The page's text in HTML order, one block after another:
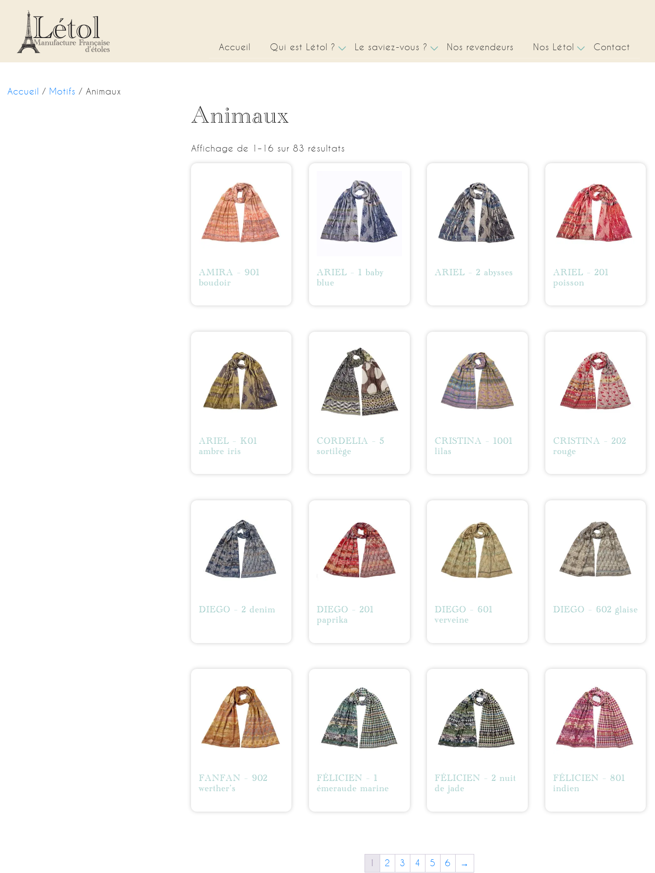
Accueil Qui est Létol ? Le saviez-vous ? Nos revendeurs Nos Létol Contact
Accueil / Motifs / Animaux
Animaux
Affichage de 1–16 sur 83 résultats
AMIRA – 901
boudoir
ARIEL – 1 baby
blue
ARIEL – 2 abysses
ARIEL – 201
poisson
ARIEL – K01
ambre iris
CORDELIA – 5
sortilège
CRISTINA – 1001
lilas
CRISTINA – 202
rouge
DIEGO – 2 denim
DIEGO – 201
paprika
DIEGO – 601
verveine
DIEGO – 602 glaise
FANFAN – 902
werther’s
FÉLICIEN – 1
émeraude marine
FÉLICIEN – 2 nuit
de jade
FÉLICIEN – 801
indien
1 2 3 4 5 6 →